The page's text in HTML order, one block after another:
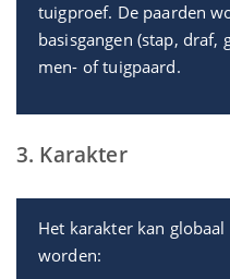
tuigproef. De paarden
basisgangen (stap, draf,
men- of tuigpaard.
3. Karakter
Het karakter kan
worden: